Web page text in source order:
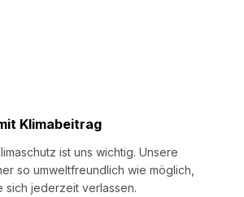
Zuschnitt (Innenteil)
in den Schuber schieben -
fixiert Ihr Packgut.
nun komplett zusammenschieben
Klimabeitrag
ist uns wichtig. Unsere
so umweltfreundlich wie möglich,
sich jederzeit verlassen.